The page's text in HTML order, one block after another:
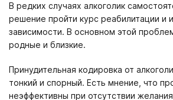
В редких случаях алкоголик
решение пройти курс реабилитации и
зависимости. В основном этой
родные и близкие.
Принудительная кодировка от
тонкий и спорный. Есть мнение, что
неэффективны при отсутствии желания